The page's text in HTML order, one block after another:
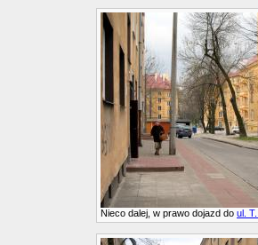
Nieco dalej, w prawo dojazd doul.